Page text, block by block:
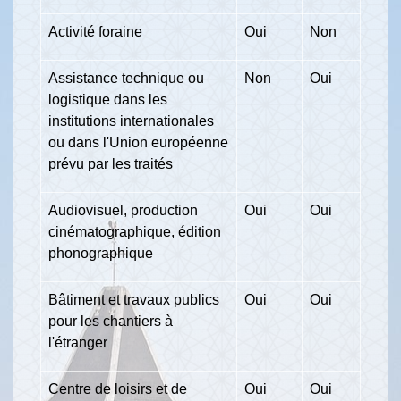
Activité foraine Oui Non
Assistance technique ou
logistique dans les
institutions internationales
ou dans l'Union européenne
prévu par les traités
Non Oui
Audiovisuel, production
cinématographique, édition
phonographique
Oui Oui
Bâtiment et travaux publics
pour les chantiers à
l'étranger
Oui Oui
Centre de loisirs et de
Oui Oui